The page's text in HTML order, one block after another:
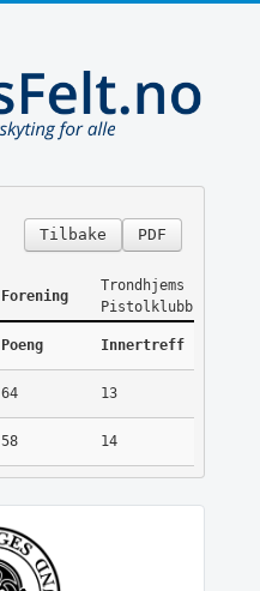
PDF
Tilbake
Forening
Trondhjems
Pistolklubb
Poeng Innertreff
64 13
58 14